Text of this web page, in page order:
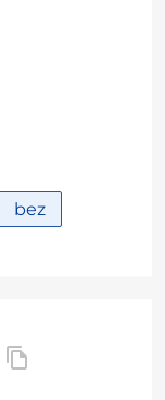
bez